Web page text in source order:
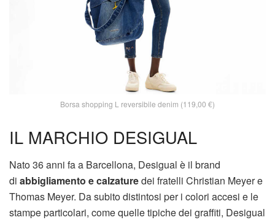
Borsa shopping L reversibile denim (119,00 €)
IL MARCHIO DESIGUAL
Nato 36 anni fa a Barcellona, Desigual è il brand
di abbigliamento e calzaturedei fratelli Christian Meyer e
Thomas Meyer. Da subito distintosi per i colori accesi e le
stampe particolari, come quelle tipiche dei graffiti, Desigual